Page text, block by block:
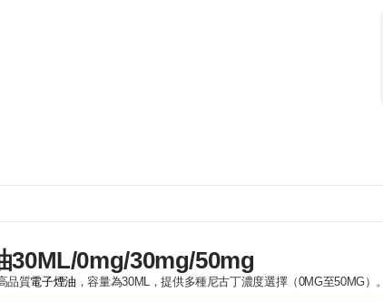
30ML/0mg/30mg/50mg
品質電子煙油 ，容量為30ML，提供多種尼古丁濃度選擇（0MG至50MG